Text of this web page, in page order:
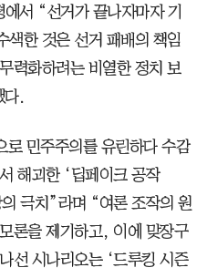
서 “선거가 끝나자마자 기
색한 것은 선거 패배의 책임
력화하려는 비열한 정치 보
다.
로 민주주의를 유린하다 수감
해괴한 ‘딥페이크 공작
극치”라며 “여론 조작의 원
론을 제기하고, 이에 맞장구
선 시나리오는 ‘드루킹 시즌